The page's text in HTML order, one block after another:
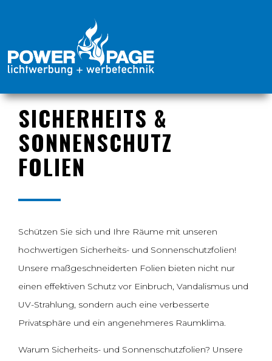
SICHERHEITS &
SONNENSCHUTZ
FOLIEN
Schützen Sie sich und Ihre Räume mit unseren
hochwertigen Sicherheits- und Sonnenschutzfolien!
Unsere maßgeschneiderten Folien bieten nicht nur
einen effektiven Schutz vor Einbruch, Vandalismus und
UV-Strahlung, sondern auch eine verbesserte
Privatsphäre und ein angenehmeres Raumklima.
Warum Sicherheits- und Sonnenschutzfolien? Unsere